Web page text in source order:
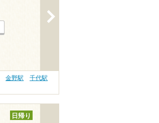
金野駅
千代駅
日帰り